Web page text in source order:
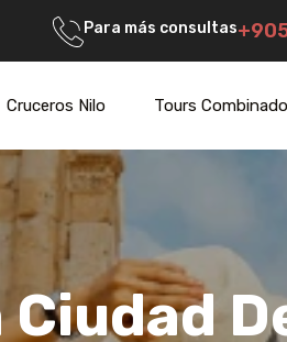
Para más consultas
Cruceros Nilo Tours
Ciudad